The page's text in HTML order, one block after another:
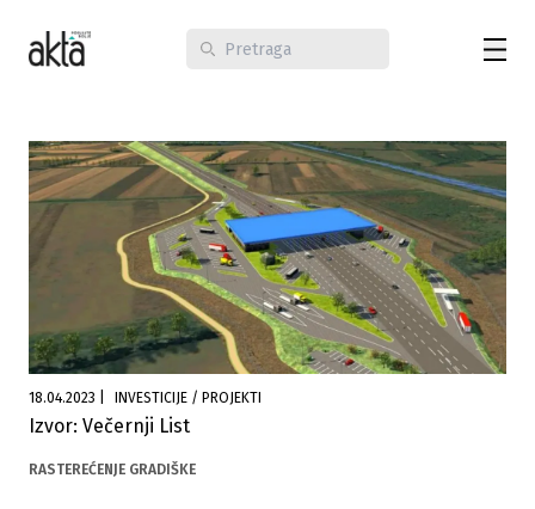
18.04.2023 INVESTICIJE / PROJEKTI
Izvor: Večernji List
RASTEREĆENJE GRADIŠKE